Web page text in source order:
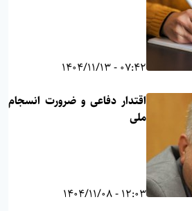
07:42 - 1404/11/13
اقتدار دفاعی و ضرورت انسجام
ملی
12:03 - 1404/11/08